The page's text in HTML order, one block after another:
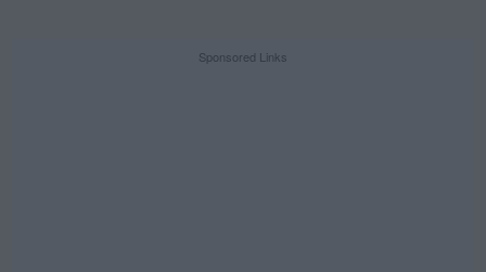
Sponsored Links